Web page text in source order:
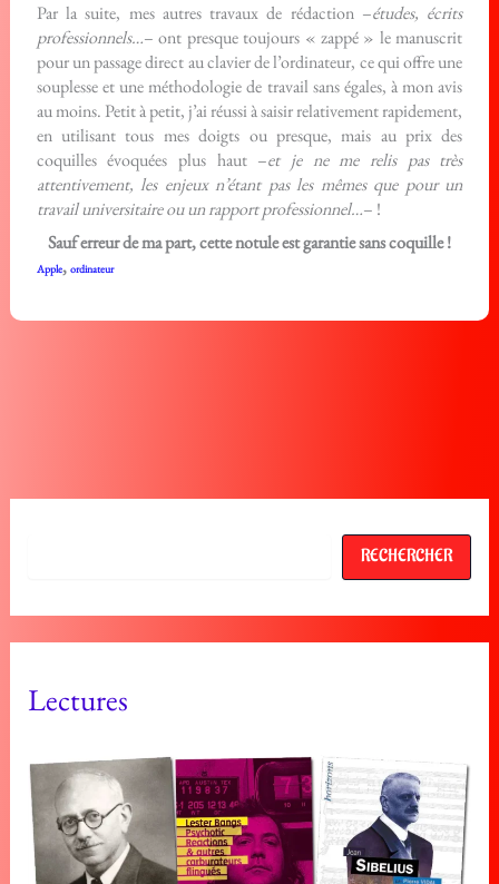
Par la suite, mes autres travaux de rédaction –études, écrits
professionnels…– ont presque toujours « zappé » le manuscrit
pour un passage direct au clavier de l’ordinateur, ce qui offre une
souplesse et une méthodologie de travail sans égales, à mon avis
au moins. Petit à petit, j’ai réussi à saisir relativement rapidement,
en utilisant tous mes doigts ou presque, mais au prix des
coquilles évoquées plus haut –et je ne me relis pas très
attentivement, les enjeux n’étant pas les mêmes que pour un
travail universitaire ou un rapport professionnel…– !
Sauf erreur de ma part, cette notule est garantie sans coquille !
Apple, ordinateur
RECHERCHER
Lectures